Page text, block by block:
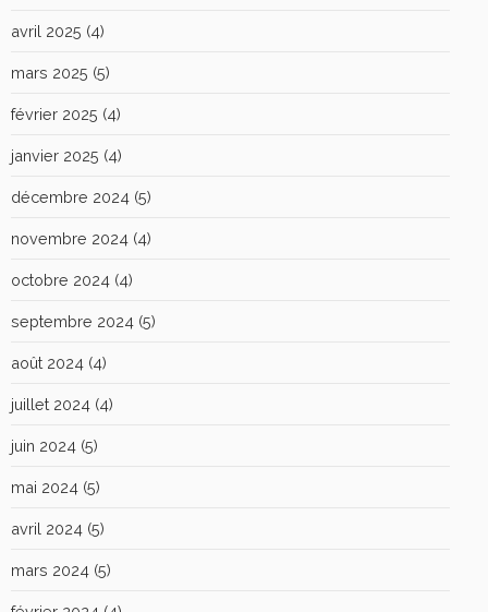
avril 2025 (4)
mars 2025 (5)
février 2025 (4)
janvier 2025 (4)
décembre 2024 (5)
novembre 2024 (4)
octobre 2024 (4)
septembre 2024 (5)
août 2024 (4)
juillet 2024 (4)
juin 2024 (5)
mai 2024 (5)
avril 2024 (5)
mars 2024 (5)